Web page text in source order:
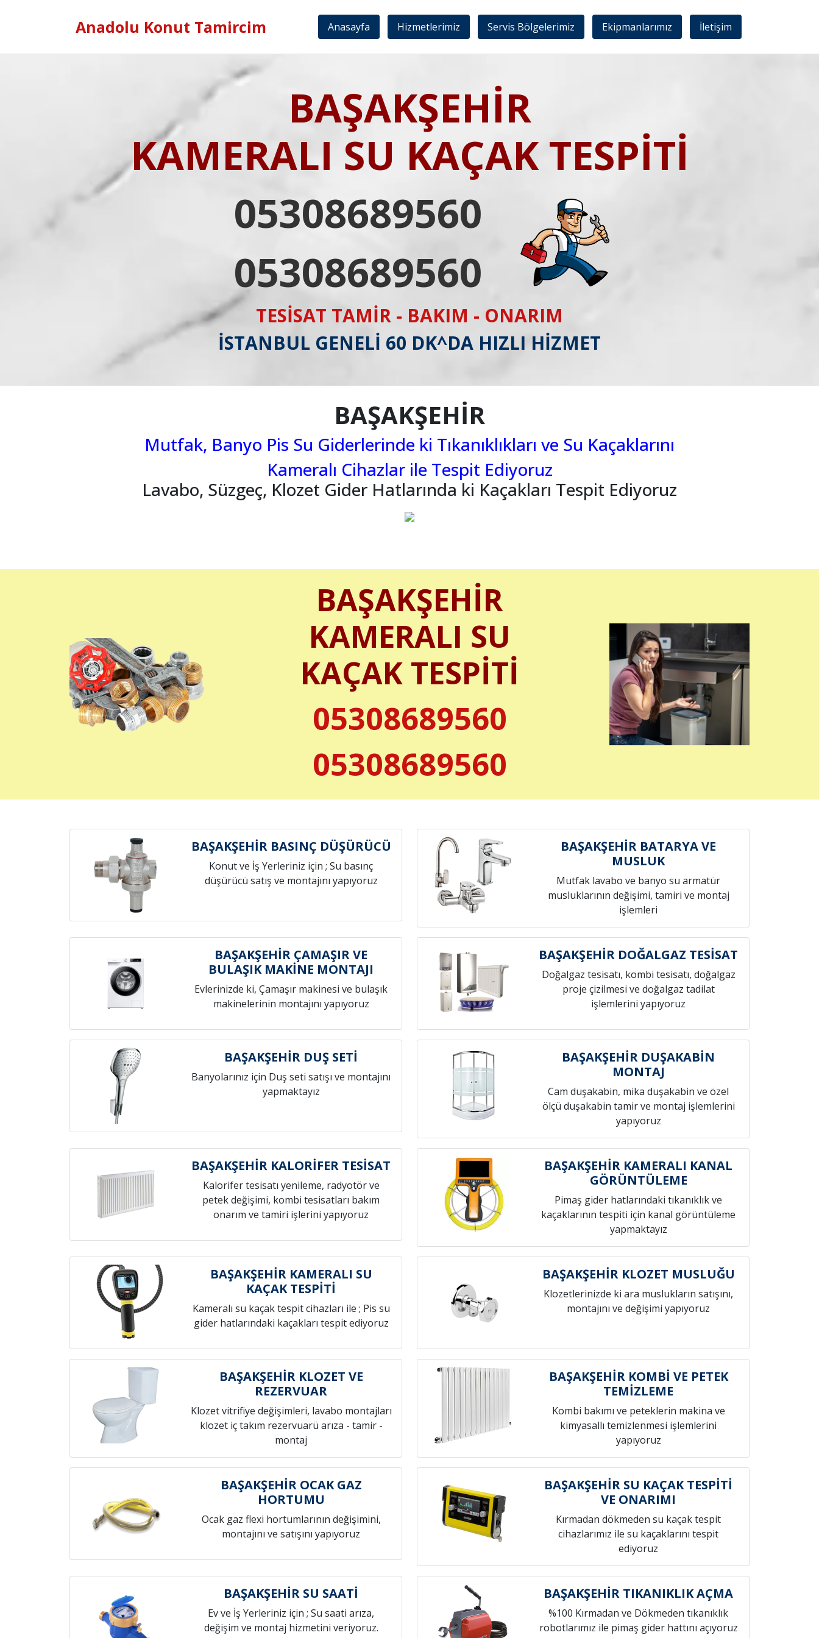
Anadolu Konut Tamircim Anasayfa Hizmetlerimiz Servis Bölgelerimiz Ekipmanlarımız İletişim
BAŞAKŞEHİR
KAMERALI SU KAÇAK TESPİTİ
05308689560
05308689560
TESİSAT TAMİR - BAKIM - ONARIM
İSTANBUL GENELİ 60 DK^DA HIZLI HİZMET
BAŞAKŞEHİR
Mutfak, Banyo Pis Su Giderlerinde ki Tıkanıklıkları ve Su Kaçaklarını
Kameralı Cihazlar ile Tespit Ediyoruz
Lavabo, Süzgeç, Klozet Gider Hatlarında ki Kaçakları Tespit Ediyoruz
BAŞAKŞEHİR
KAMERALI SU
KAÇAK TESPİTİ
05308689560
05308689560
BAŞAKŞEHİR BASINÇ DÜŞÜRÜCÜ
Konut ve İş Yerleriniz için ; Su basınç
düşürücü satış ve montajını yapıyoruz
BAŞAKŞEHİR BATARYA VE
MUSLUK
Mutfak lavabo ve banyo su armatür
musluklarının değişimi, tamiri ve montaj
işlemleri
BAŞAKŞEHİR ÇAMAŞIR VE
BULAŞIK MAKİNE MONTAJI
Evlerinizde ki, Çamaşır makinesi ve bulaşık
makinelerinin montajını yapıyoruz
BAŞAKŞEHİR DOĞALGAZ TESİSAT
Doğalgaz tesisatı, kombi tesisatı, doğalgaz
proje çizilmesi ve doğalgaz tadilat
işlemlerini yapıyoruz
BAŞAKŞEHİR DUŞ SETİ
Banyolarınız için Duş seti satışı ve montajını
yapmaktayız
BAŞAKŞEHİR DUŞAKABİN
MONTAJ
Cam duşakabin, mika duşakabin ve özel
ölçü duşakabin tamir ve montaj işlemlerini
yapıyoruz
BAŞAKŞEHİR KALORİFER TESİSAT
Kalorifer tesisatı yenileme, radyotör ve
petek değişimi, kombi tesisatları bakım
onarım ve tamiri işlerini yapıyoruz
BAŞAKŞEHİR KAMERALI KANAL
GÖRÜNTÜLEME
Pimaş gider hatlarındaki tıkanıklık ve
kaçaklarının tespiti için kanal görüntüleme
yapmaktayız
BAŞAKŞEHİR KAMERALI SU
KAÇAK TESPİTİ
Kameralı su kaçak tespit cihazları ile ; Pis su
gider hatlarındaki kaçakları tespit ediyoruz
BAŞAKŞEHİR KLOZET MUSLUĞU
Klozetlerinizde ki ara muslukların satışını,
montajını ve değişimi yapıyoruz
BAŞAKŞEHİR KLOZET VE
REZERVUAR
Klozet vitrifiye değişimleri, lavabo montajları
klozet iç takım rezervuarü arıza - tamir -
montaj
BAŞAKŞEHİR KOMBİ VE PETEK
TEMİZLEME
Kombi bakımı ve peteklerin makina ve
kimyasallı temizlenmesi işlemlerini
yapıyoruz
BAŞAKŞEHİR OCAK GAZ
HORTUMU
Ocak gaz flexi hortumlarının değişimini,
montajını ve satışını yapıyoruz
BAŞAKŞEHİR SU KAÇAK TESPİTİ
VE ONARIMI
Kırmadan dökmeden su kaçak tespit
cihazlarımız ile su kaçaklarını tespit
ediyoruz
BAŞAKŞEHİR SU SAATİ
Ev ve İş Yerleriniz için ; Su saati arıza,
değişim ve montaj hizmetini veriyoruz.
BAŞAKŞEHİR TIKANIKLIK AÇMA
%100 Kırmadan ve Dökmeden tıkanıklık
robotlarımız ile pimaş gider hattını açıyoruz